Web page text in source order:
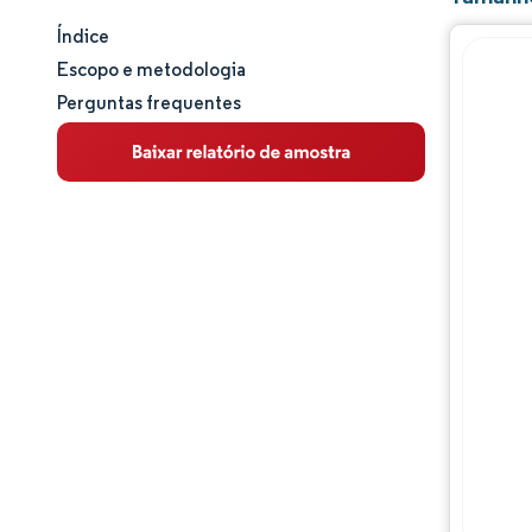
Tamanho e participação de mercado
Análise de mercado
Tendências e insights
Índice
Escopo e metodologia
Perguntas frequentes